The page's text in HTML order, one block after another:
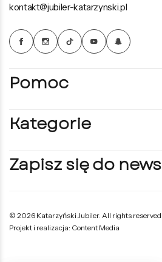
kontakt@jubiler-katarzynski.pl
Pomoc
Kategorie
Zapisz się do
© 2026 Katarzyński Jubiler. All rights reserved.
Projekt i realizacja: Content Media